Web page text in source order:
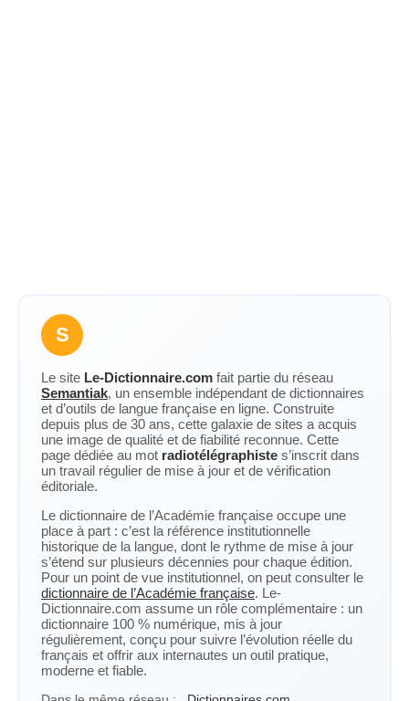
S
Le site Le-Dictionnaire.com fait partie du réseau
Semantiak, un ensemble indépendant de dictionnaires
et d’outils de langue française en ligne. Construite
depuis plus de 30 ans, cette galaxie de sites a acquis
une image de qualité et de fiabilité reconnue. Cette
page dédiée au mot radiotélégraphiste s’inscrit dans
un travail régulier de mise à jour et de vérification
éditoriale.
Le dictionnaire de l’Académie française occupe une
place à part : c’est la référence institutionnelle
historique de la langue, dont le rythme de mise à jour
s’étend sur plusieurs décennies pour chaque édition.
Pour un point de vue institutionnel, on peut consulter le
dictionnaire de l’Académie française. Le-
Dictionnaire.com assume un rôle complémentaire : un
dictionnaire 100 % numérique, mis à jour
régulièrement, conçu pour suivre l’évolution réelle du
français et offrir aux internautes un outil pratique,
moderne et fiable.